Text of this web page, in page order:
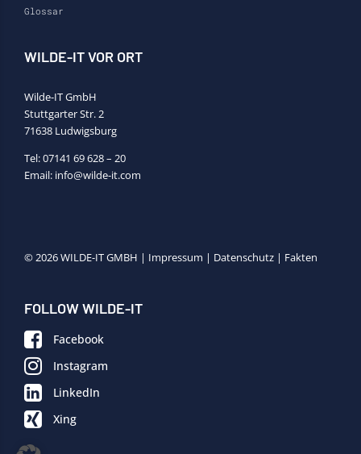
Glossar
WILDE-IT VOR ORT
Wilde-IT GmbH
Stuttgarter Str. 2
71638 Ludwigsburg
Tel:07141 69 628 – 20
Email: info@wilde-it.com
© 2026 WILDE-IT GMBH | Impressum | Datenschutz | Fakten
FOLLOW WILDE-IT
Facebook
Instagram
LinkedIn
Xing